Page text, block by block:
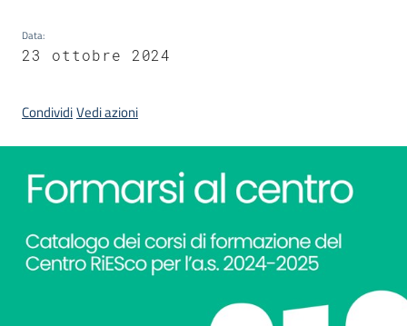
progetti
Seguici
Data:
23 ottobre 2024
CondividiVedi azioni